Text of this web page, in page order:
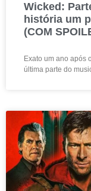
Wicked:
história um
(COM
Exato um ano após
última parte do